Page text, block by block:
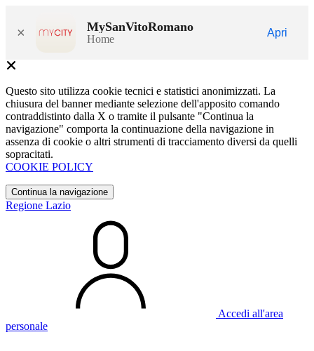
× MySanVitoRomano
Home
Apri
Questo sito utilizza cookie tecnici e statistici anonimizzati. La
chiusura del banner mediante selezione dell'apposito comando
contraddistinto dalla X o tramite il pulsante "Continua la
navigazione" comporta la continuazione della navigazione in
assenza di cookie o altri strumenti di tracciamento diversi da quelli
sopracitati.
COOKIE POLICY
Continua la navigazione
Regione Lazio
Accedi all'area
personale